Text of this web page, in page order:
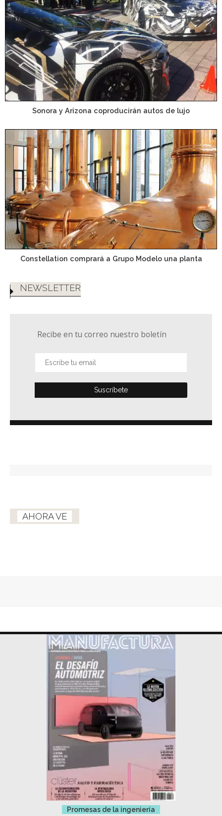
Sonora y Arizona coproducirán autos de lujo
Constellation comprará a Grupo Modelo una planta
NEWSLETTER
Recibe en tu correo nuestro boletín
AHORA VE
Promesas de la ingeniería